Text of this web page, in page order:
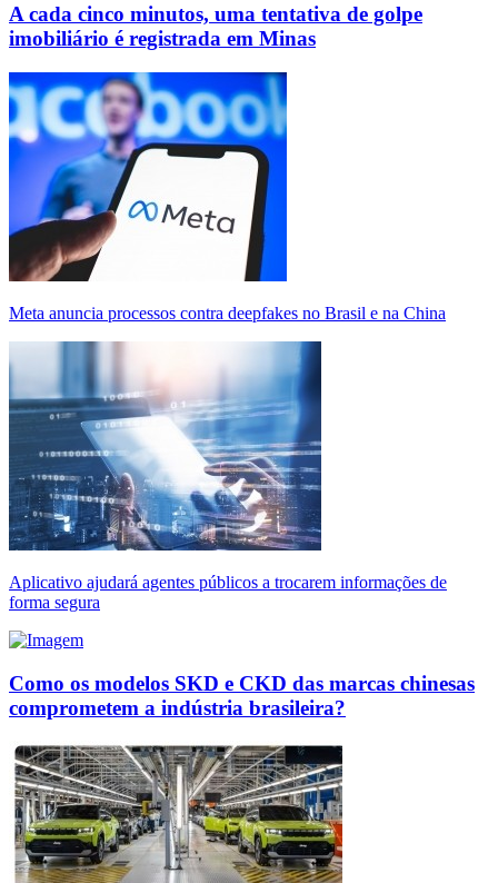
A cada cinco minutos, uma tentativa de golpe
imobiliário é registrada em Minas
Meta anuncia processos contra deepfakes no Brasil e na China
Aplicativo ajudará agentes públicos a trocarem informações de
forma segura
Como os modelos SKD e CKD das marcas chinesas
comprometem a indústria brasileira?